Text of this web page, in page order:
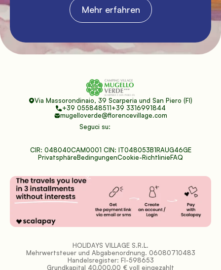
Mehr erfahren
Via Massorondinaio, 39 Scarperia und San Piero (FI)
+39 055848511+39 3316991844
mugelloverde@florencevillage.com
Seguci su:
CIR: 048040CAM0001 CIN: IT048053B1RAUG46GE
PrivatsphäreBedingungenCookie-RichtlinieFAQ
HOLIDAYS VILLAGE S.R.L.
Mehrwertsteuer und Abgabenordnung. 06080710483
Handelsregister: FI-598653
Grundkapital 40.000,00 € voll eingezahlt